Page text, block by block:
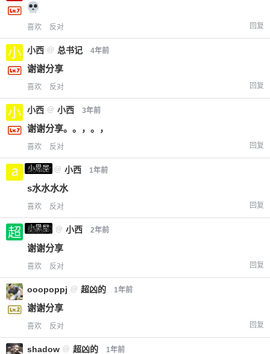
喜欢 反对 回复
小西 @ 总书记 4年前
谢谢分享
喜欢 反对 回复
小西 @ 小西 3年前
谢谢分享。。，。，
喜欢 反对 回复
小黑屋
a0987 @ 小西 1年前
s水水水水
喜欢 反对 回复
小黑屋
超凶的 @ 小西 2年前
谢谢分享
喜欢 反对 回复
ooopoppj @ 超凶的 1年前
谢谢分享
喜欢 反对 回复
shadow @ 超凶的 1年前